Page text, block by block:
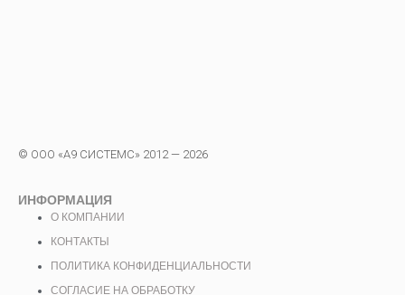
© ООО «А9 СИСТЕМС» 2012 — 2026
ИНФОРМАЦИЯ
О КОМПАНИИ
КОНТАКТЫ
ПОЛИТИКА КОНФИДЕНЦИАЛЬНОСТИ
СОГЛАСИЕ НА ОБРАБОТКУ